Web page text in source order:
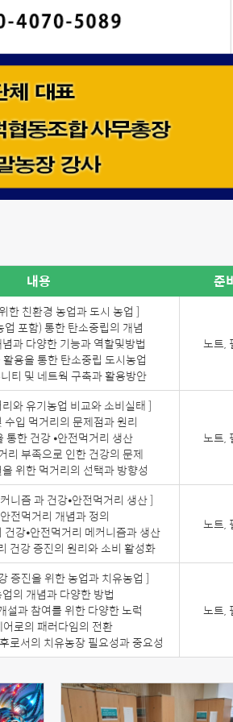
내용 준
한 친환경 농업과 도시 농업 ]
포함) 통한 탄소중립의 개념
과 다양한 기능과 역할및방법
용을 통한 탄소중립 도시농업
티 및 네트웍 구축과 활용방안
노트,
와 유기농업 비교와 소비실태 ]
입 먹거리의 문제점과 원리
통한 건강 ⦁안전먹거리 생산
리 부족으로 인한 건강의 문제
위한 먹거리의 선택과 방향성
노트,
니즘 과 건강⦁안전먹거리 생산 ]
전먹거리 개념과 정의
강⦁안전먹거리 메커니즘과 생산
건강 증진의 원리와 소비 활성화
노트,
증진을 위한 농업과 치유농업 ]
의 개념과 다양한 방법
설과 참여를 위한 다양한 노럭
로의 패러다임의 전환
로서의 치유농장 필요성과 중요성
노트,